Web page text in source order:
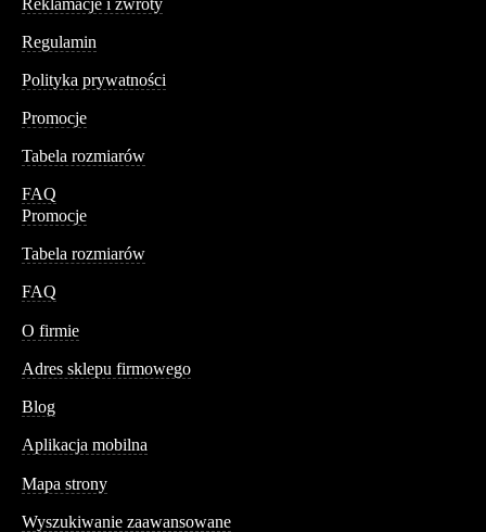
Reklamacje i zwroty
Regulamin
Polityka prywatności
Promocje
Tabela rozmiarów
FAQ
Promocje
Tabela rozmiarów
FAQ
O firmie
Adres sklepu firmowego
Blog
Aplikacja mobilna
Mapa strony
Wyszukiwanie zaawansowane